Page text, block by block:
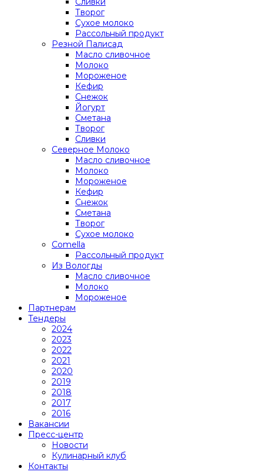
Творог
Сухое молоко
Рассольный продукт
Резной Палисад
Масло сливочное
Молоко
Мороженое
Кефир
Снежок
Йогурт
Сметана
Творог
Сливки
Северное Молоко
Масло сливочное
Молоко
Мороженое
Кефир
Снежок
Сметана
Творог
Сухое молоко
Comеlla
Рассольный продукт
Из Вологды
Масло сливочное
Молоко
Мороженое
Партнерам
Тендеры
2024
2023
2022
2021
2020
2019
2018
2017
2016
Вакансии
Пресс-центр
Новости
Кулинарный клуб
Контакты